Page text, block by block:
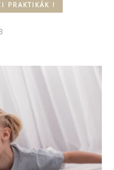
PRAKTIKÁK !